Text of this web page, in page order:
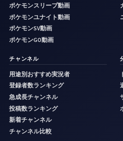
ポケモンスリープ動画
ポケモンユナイト動画
ポケモンSV動画
ポケモンGO動画
チャンネル
用途別おすすめ実況者
登録者数ランキング
急成長チャンネル
投稿数ランキング
新着チャンネル
チャンネル比較